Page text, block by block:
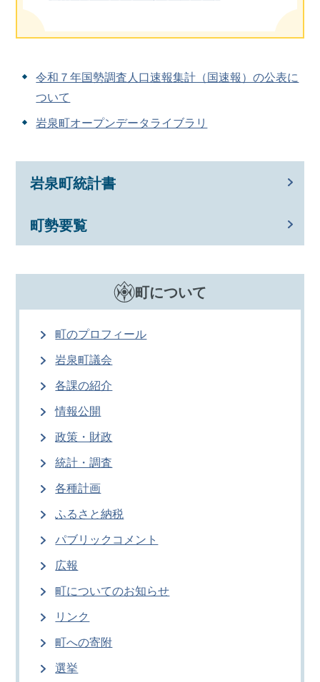
令和７年国勢調査人口速報集計（国速報）の公表に
ついて
岩泉町オープンデータライブラリ
岩泉町統計書
町勢要覧
町について
町のプロフィール
岩泉町議会
各課の紹介
情報公開
政策・財政
統計・調査
各種計画
ふるさと納税
パブリックコメント
広報
町についてのお知らせ
リンク
町への寄附
選挙